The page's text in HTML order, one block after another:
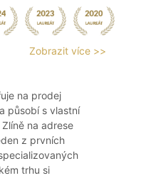
Zobrazit více >>
na prodej
působí s vlastní
na adrese
z prvních
trhu si